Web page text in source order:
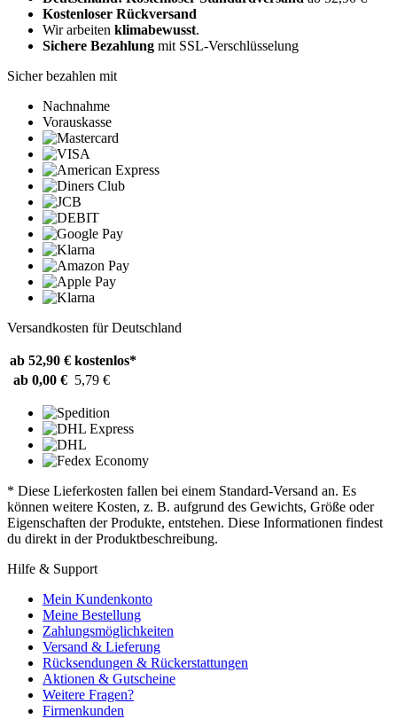
Kostenloser Rückversand
Wir arbeiten klimabewusst.
Sichere Bezahlung mit SSL-Verschlüsselung
Sicher bezahlen mit
Nachnahme
Vorauskasse
Versandkosten für Deutschland
ab 52,90 € kostenlos*
ab 0,00 € 5,79 €
* Diese Lieferkosten fallen bei einem Standard-Versand an. Es
können weitere Kosten, z. B. aufgrund des Gewichts, Größe oder
Eigenschaften der Produkte, entstehen. Diese Informationen findest
du direkt in der Produktbeschreibung.
Hilfe & Support
Mein Kundenkonto
Meine Bestellung
Zahlungsmöglichkeiten
Versand & Lieferung
Rücksendungen & Rückerstattungen
Aktionen & Gutscheine
Weitere Fragen?
Firmenkunden